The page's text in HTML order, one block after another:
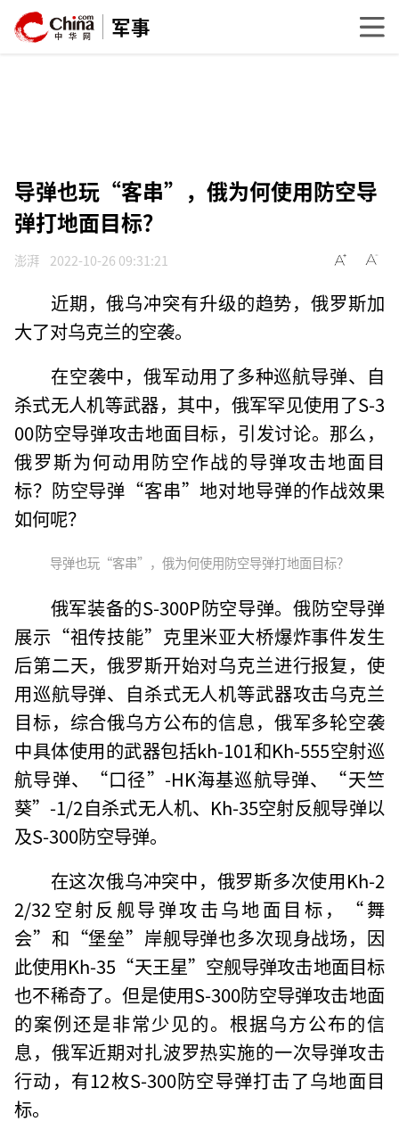
军事
导弹也玩“客串”，俄为何使用防空导
弹打地面目标？
澎湃 2022-10-26 09:31:21
近期，俄乌冲突有升级的趋势，俄罗斯加
大了对乌克兰的空袭。
在空袭中，俄军动用了多种巡航导弹、自
杀式无人机等武器，其中，俄军罕见使用了S-3
00防空导弹攻击地面目标，引发讨论。那么，
俄罗斯为何动用防空作战的导弹攻击地面目
标？防空导弹“客串”地对地导弹的作战效果
如何呢？
导弹也玩“客串”，俄为何使用防空导弹打地面目标？
俄军装备的S-300P防空导弹。俄防空导弹
展示“祖传技能”克里米亚大桥爆炸事件发生
后第二天，俄罗斯开始对乌克兰进行报复，使
用巡航导弹、自杀式无人机等武器攻击乌克兰
目标，综合俄乌方公布的信息，俄军多轮空袭
中具体使用的武器包括kh-101和Kh-555空射巡
航导弹、“口径”-HK海基巡航导弹、“天竺
葵”-1/2自杀式无人机、Kh-35空射反舰导弹以
及S-300防空导弹。
在这次俄乌冲突中，俄罗斯多次使用Kh-2
2/32空射反舰导弹攻击乌地面目标，“舞
会”和“堡垒”岸舰导弹也多次现身战场，因
此使用Kh-35“天王星”空舰导弹攻击地面目标
也不稀奇了。但是使用S-300防空导弹攻击地面
的案例还是非常少见的。根据乌方公布的信
息，俄军近期对扎波罗热实施的一次导弹攻击
行动，有12枚S-300防空导弹打击了乌地面目
标。